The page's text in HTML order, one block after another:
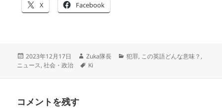
X Facebook
投
稿
2023年12月17日
作
成
Zuka隊長
カ
犯罪, この英語どんな意味？ ,
ニュース,社会・政治
タ
Ki
コメントを残す